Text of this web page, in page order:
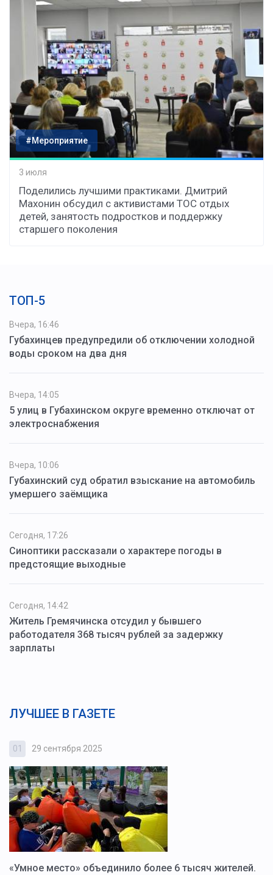
#Мероприятие
3 июля
Поделились лучшими практиками. Дмитрий
Махонин обсудил с активистами ТОС отдых
детей, занятость подростков и поддержку
старшего поколения
ТОП-5
Вчера, 16:46
Губахинцев предупредили об отключении холодной
воды сроком на два дня
Вчера, 14:05
5 улиц в Губахинском округе временно отключат от
электроснабжения
Вчера, 10:06
Губахинский суд обратил взыскание на автомобиль
умершего заёмщика
Сегодня, 17:26
Синоптики рассказали о характере погоды в
предстоящие выходные
Сегодня, 14:42
Житель Гремячинска отсудил у бывшего
работодателя 368 тысяч рублей за задержку
зарплаты
ЛУЧШЕЕ В ГАЗЕТЕ
01 29 сентября 2025
«Умное место» объединило более 6 тысяч жителей.